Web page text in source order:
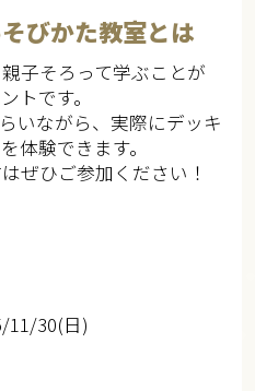
びかた教室とは
子そろって学ぶことが
トです。
いながら、実際にデッキ
体験できます。
ぜひご参加ください！
11/30(日)